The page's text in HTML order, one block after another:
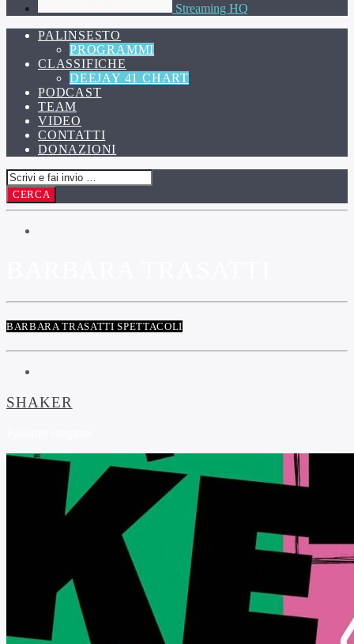
Streaming HQ
PALINSESTO
PROGRAMMI
CLASSIFICHE
DEEJAY 41 CHART
PODCAST
TEAM
VIDEO
CONTATTI
DONAZIONI
BARBARA TRASATTI SPETTACOLI
SHAKER